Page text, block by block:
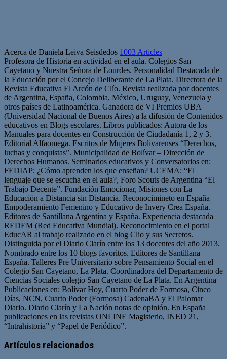
Acerca de Daniela Leiva Seisdedos 1003 Articles
Profesora de Historia en actividad en el aula. Colegios San
Cayetano y Nuestra Señora de Lourdes. Personalidad Destacada de
la Educación por el Concejo Deliberante de La Plata. Directora de la
Revista Educativa El Arcón de Clío. Revista realizada por docentes
de Argentina, España, Colombia, México, Uruguay, Venezuela y
otros países de Latinoamérica. Ganadora de VI Premios UBA
(Universidad Nacional de Buenos Aires) a la difusión de Contenidos
educativos en Blogs escolares. Libros publicados: Autora de los
Manuales para docentes en Construcción de Ciudadanía 1, 2 y 3.
Editorial Alfaomega. Escritos de Mujeres Bolivarenses “Derechos,
luchas y conquistas”. Municipalidad de Bolívar – Dirección de
Derechos Humanos. Seminarios educativos y Conversatorios en:
FEDIAP: ¿Cómo aprenden los que enseñan? UCEMA: “El
lenguaje que se escucha en el aula?, Foro Scouts de Argentina “El
Trabajo Decente”. Fundación Emocionar, Misiones con La
Educación a Distancia sin Distancia. Reconocimineto en España
Empoderamiento Femenino y Educativo de Invery Crea España.
Editores de Santillana Argentina y España. Experiencia destacada
REDEM (Red Educativa Mundial). Reconocimiento en el portal
EducAR al trabajo realizado en el blog Clio y sus Secretos.
Distinguida por el Diario Clarín entre los 13 docentes del año 2013.
Nombrado entre los 10 blogs favoritos. Editores de Santillana
España. Talleres Pre Universitario sobre Pensamiento Social en el
Colegio San Cayetano, La Plata. Coordinadora del Departamento de
Ciencias Sociales colegio San Cayetano de La Plata. En Argentina
Publicaciones en: Bolívar Hoy, Cuarto Poder de Formosa, Cinco
Días, NCN, Cuarto Poder (Formosa) CadenaBA y El Palomar
Diario. Diario Clarín y La Nación notas de opinión. En España
publicaciones en las revistas ONLINE Magisterio, INED 21,
“Intrahistoria” y “Papel de Periódico”.
web
Artículos relacionados